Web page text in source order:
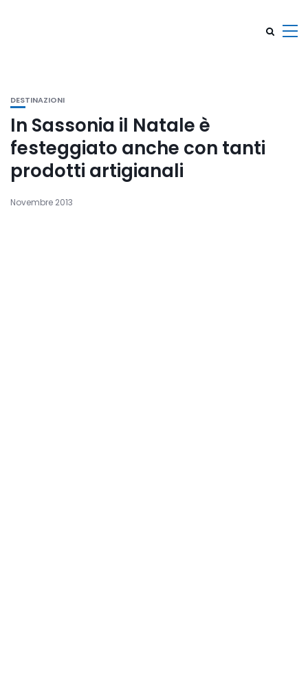
DESTINAZIONI
In Sassonia il Natale è
festeggiato anche con tanti
prodotti artigianali
Novembre 2013